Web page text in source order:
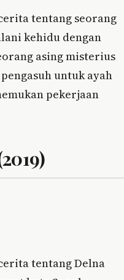
tentang seorang
kehidu dengan
asing misterius
untuk ayah
pekerjaan
tentang Delna